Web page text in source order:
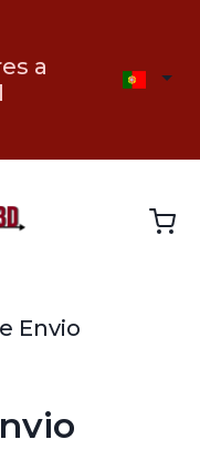
a
Envio